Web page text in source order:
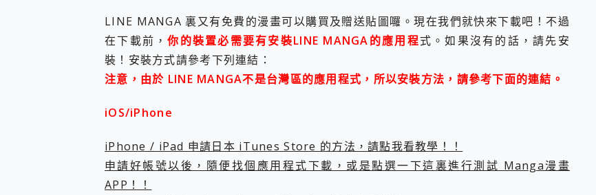
百倍變焦實測~ vivo X200 Pro 與 S25 Ultra 誰能滿足全場景拍攝需求？
超好用的 PLAUD NotePin AI 智慧錄音膠囊~ 您的AI 秘書已上線 每月免費送你 300分
COMPUTEX 2025 來囉！AGI亞奇雷 AI・Gaming・創作儲存方案登場，趕快來AGI亞
自帶線的 有線無線都能充 ONPRO MagReact M5 10000mAh 5合1 磁吸無線急速行動電
飛利浦 JS7310 ⚡【電急便｜行動儲能救車電源】 可靠的旅行夥伴！帶給您優異的安
是螢幕也是電視! 一機超多用途「MSI微星 Modern MD272UPSW 27型」 4K IPS 輕薄
iPhone、Apple Watch、AirPods耳機 三個設備充電一起搞定 ONPRO MagReact™ M3
動靜皆宜「HUAWEI FreeArc」開放式耳掛耳機，無感配戴! 超穩超服貼，音質、通話
好玩好拍 vivo V50 ~ 口袋裡的 Zeiss 潮流攝影棚!
LINE MANGA 裏又有免費的漫畫可以購買及贈送貼圖囉。現在我們就快來下載吧！不過
在下載前，你的裝置必需要有安裝LINE MANGA的應用程式。如果沒有的話，請先安
裝！安裝方式請參考下列連結：
注意，由於 LINE MANGA不是台灣區的應用程式，所以安裝方法，請參考下面的連結。
iOS/iPhone
iPhone / iPad 申請日本 iTunes Store 的方法，請點我看教學！！
申請好帳號以後，隨便找個應用程式下載，或是點選一下這裏進行測試 Manga漫畫
APP！！